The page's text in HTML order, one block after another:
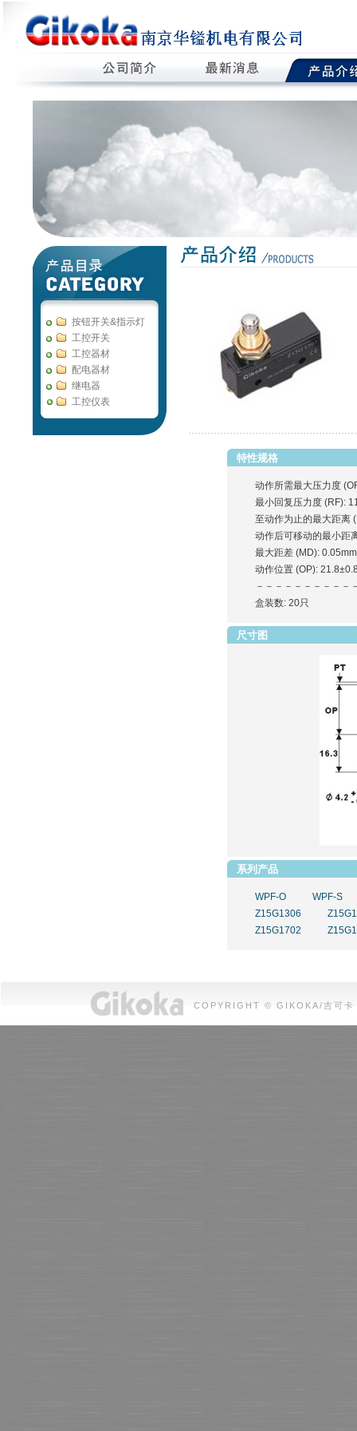
按钮开关&指示灯
工控开关
工控器材
配电器材
继电器
工控仪表
特性规格
动作所需最大压力度
最小回复压力度 (RF):
至动作为止的最大距离
动作后可移动的最小距
最大距差 (MD): 0.05mm
动作位置 (OP):
－－－－－－－－－－
盒装数: 20只
尺寸图
系列产品
WPF-O
WPF-S
Z15G1306
Z15G1702
COPYRIGHT © GIKOKA/吉可